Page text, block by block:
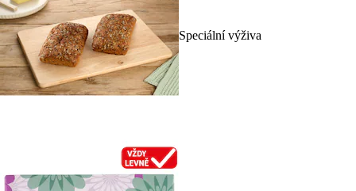
Speciální výživa